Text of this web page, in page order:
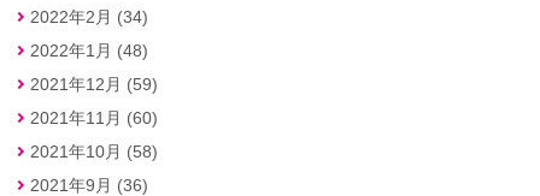
2022年2月 (34)
2022年1月 (48)
2021年12月 (59)
2021年11月 (60)
2021年10月 (58)
2021年9月 (36)